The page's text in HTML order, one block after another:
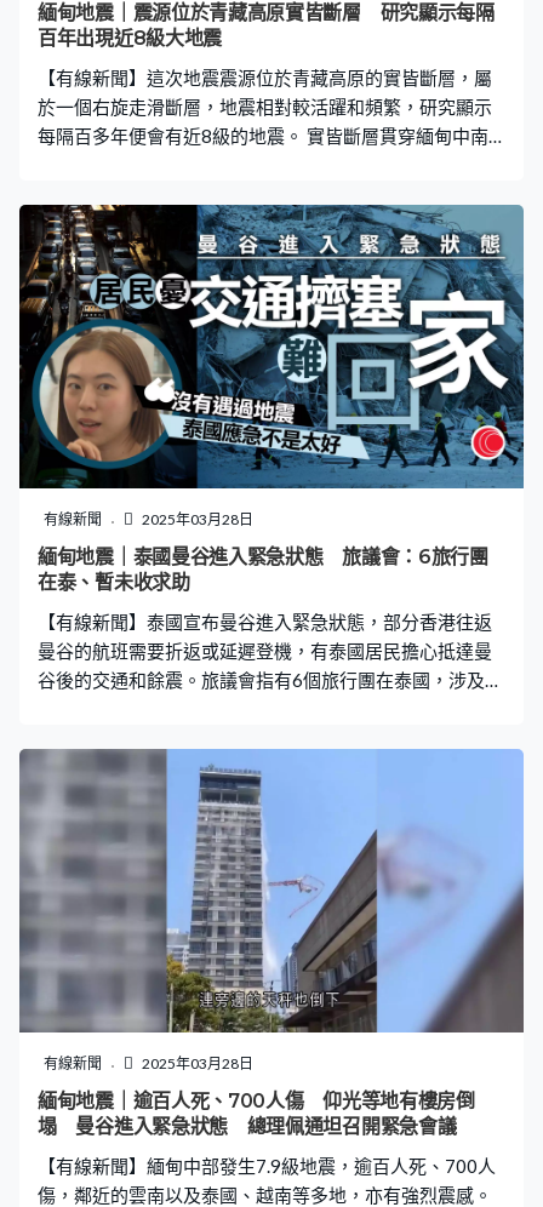
緬甸地震｜震源位於青藏高原實皆斷層 研究顯示每隔
百年出現近8級大地震
【有線新聞】這次地震震源位於青藏高原的實皆斷層，屬
於一個右旋走滑斷層，地震相對較活躍和頻繁，研究顯示
每隔百多年便會有近8級的地震。 實皆斷層貫穿緬甸中南
及舊首都仰光。整個斷層在近一世紀左右先後有多次7級以
上的大地震，地震斷層一般可分為三種，包括正斷層、逆
斷層和走滑斷層，或稱為平移斷層。正斷層兩邊所受的是
拉力，令斷層上磐相對向下移，下磐則相對向上移；至於
逆斷層則是兩邊受壓，上磐與下磐的相對移動；與正斷層
相反，走滑斷層則為左右平移的情況，可分為右旋或左
旋，即兩邊分別相對右移或左移。 這次地震的實皆斷層，
則屬於右旋走滑斷層，近年的研究顯示，這個斷層每年平
均移動約20毫米，研究又推斷斷層活動可追溯至上新世，
即數百萬年前，有研究根據地震學研究用的庫崙應力變化
計算，實皆斷層每隔約160年，便會有一次造成地面裂開
的大地震，對上一波在1930年5月及12月發生，造成地表
位移逾3米，每隔500至1,000年，更可能有長達400公里
有線新聞 2025年03月28日
緬甸地震｜泰國曼谷進入緊急狀態 旅議會：6旅行團
在泰、暫未收求助
【有線新聞】泰國宣布曼谷進入緊急狀態，部分香港往返
曼谷的航班需要折返或延遲登機，有泰國居民擔心抵達曼
谷後的交通和餘震。旅議會指有6個旅行團在泰國，涉及少
別有由香港和新加坡飛往曼谷的航班因為地震需要折返。
有市民由曼谷返港，航班延遲了數小時。馮女士：「在機
場等候上機，但都延誤了兩個多小時。（有沒有感受到震
動？）不太感受得到。」何女士：「只是說是延誤，不知
道，沒有說太多。」 有航班照常出發。有泰國居民準備回
國，擔心地震後的交通情況。泰國居民Buew：「我擔心到
達曼谷後怎回家，因為交通實在太擠塞了。（你們有經歷
過地震嗎？）沒有，在泰國我們沒有這些情況，我認為泰
國的應對地震的應急方案不是太好。」旅客Carmen：「這
是一個風險，但我認為現在已經沒事了，最差的情況已過
去，我們希望到達並一切安好。」 有泰國來港的旅行團晚
上準備回程，導遊指團友擔心餘震影響。導遊鄭小姐：
「他們知道了之後當然很不開心，不想拍照、拜神了。政
都比較夜，其他橋、鋼帶都斷裂了
有線新聞 2025年03月28日
緬甸地震｜逾百人死、700人傷 仰光等地有樓房倒
塌 曼谷進入緊急狀態 總理佩通坦召開緊急會議
【有線新聞】緬甸中部發生7.9級地震，逾百人死、700人
傷，鄰近的雲南以及泰國、越南等多地，亦有強烈震感。